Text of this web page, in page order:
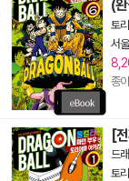
(
토
서
종
[
드
토